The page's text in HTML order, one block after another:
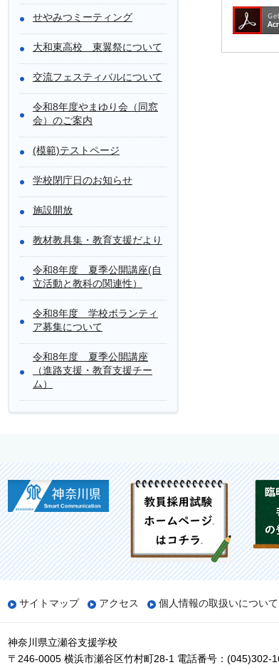
せやみつミーティング
大和東高校 東翼祭について
交流フェスティバルについて
令和8年度やまゆり会（同窓
会）のご案内
(模範)テストページ
学校閉庁日のお知らせ
施設開放
教材教具集・教育支援だより
令和8年度 夏季公開講座(自
立活動と教科の関連性）
令和8年度 学校ボランティ
ア募集について
令和8年度 夏季公開講座
（進路支援・教育支援チー
ム）
サイトマップ アクセス 個人情報の取扱いについて
神奈川県立瀬谷支援学校
〒246-0005 横浜市瀬谷区竹村町28-1 電話番号：(045)302-